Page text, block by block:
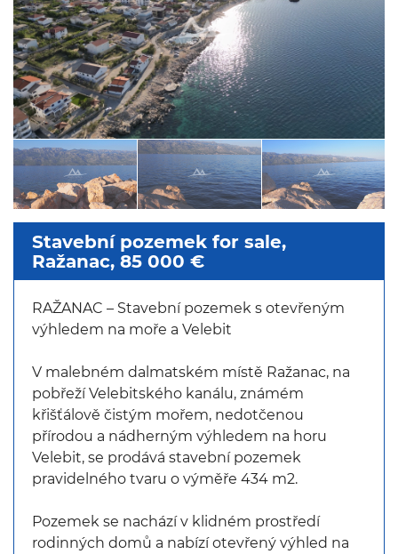
Stavební pozemek for sale,
Ražanac, 85 000 €
RAŽANAC – Stavební pozemek s otevřeným
výhledem na moře a Velebit
V malebném dalmatském místě Ražanac, na
pobřeží Velebitského kanálu, známém
křišťálově čistým mořem, nedotčenou
přírodou a nádherným výhledem na horu
Velebit, se prodává stavební pozemek
pravidelného tvaru o výměře 434 m2.
Pozemek se nachází v klidném prostředí
rodinných domů a nabízí otevřený výhled na